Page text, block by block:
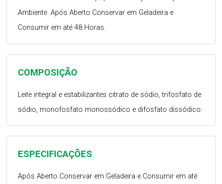
ESPECIFICAÇÕES
Após Aberto Conservar em Geladeira e Consumir em até
COMPOSIÇÃO
Leite integral e estabilizantes citrato de sódio, trifosfato de
sódio, monofosfato monossódico e difosfato dissódico.
Ambiente. Após Aberto Conservar em Geladeira e
Consumir em até 48 Horas.